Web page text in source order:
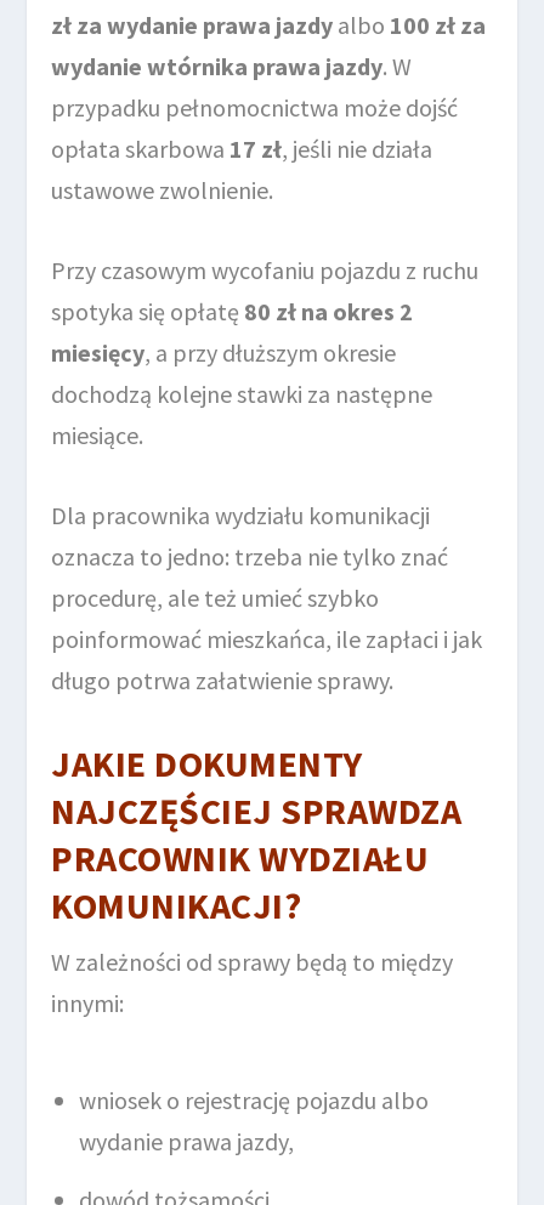
zł za wydanie prawa jazdy albo 100 zł za
wydanie wtórnika prawa jazdy. W
przypadku pełnomocnictwa może dojść
opłata skarbowa 17 zł, jeśli nie działa
ustawowe zwolnienie.
Przy czasowym wycofaniu pojazdu z ruchu
spotyka się opłatę 80 zł na okres 2
miesięcy, a przy dłuższym okresie
dochodzą kolejne stawki za następne
miesiące.
Dla pracownika wydziału komunikacji
oznacza to jedno: trzeba nie tylko znać
procedurę, ale też umieć szybko
poinformować mieszkańca, ile zapłaci i jak
długo potrwa załatwienie sprawy.
JAKIE DOKUMENTY
NAJCZĘŚCIEJ SPRAWDZA
PRACOWNIK WYDZIAŁU
KOMUNIKACJI?
W zależności od sprawy będą to między
innymi:
wniosek o rejestrację pojazdu albo
wydanie prawa jazdy,